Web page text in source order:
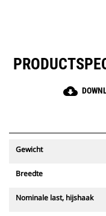
cloud_download
Gewicht
Breedte
Nominale last, hijshaak